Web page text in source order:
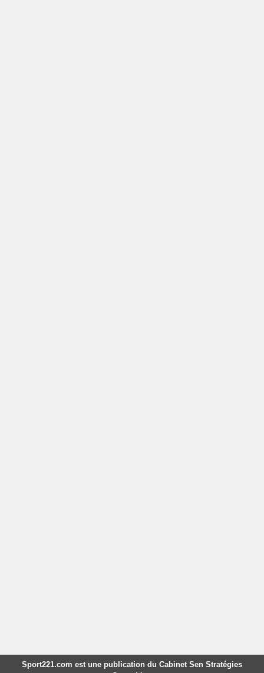
Sport221.com est une publication du Cabinet Sen Stratégies